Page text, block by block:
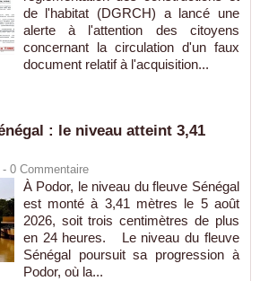
de l'habitat (DGRCH) a lancé une
alerte à l'attention des citoyens
concernant la circulation d'un faux
document relatif à l'acquisition...
: le niveau atteint 3,41
- 0 Commentaire
À Podor, le niveau du fleuve Sénégal
est monté à 3,41 mètres le 5 août
2026, soit trois centimètres de plus
en 24 heures. Le niveau du fleuve
Sénégal poursuit sa progression à
Podor, où la...